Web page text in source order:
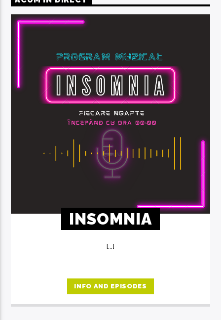
INSOMNIA
[...]
INFO AND EPISODES